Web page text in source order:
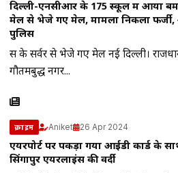
दिल्ली-एनसीआर के 175 स्कूल में आया
मेल से भेजे गए मेल, मामला निकला फर्जी,
पुलिस
रूस के सर्वर से भेजे गए मेल नई दिल्ली।
गौतमबुद्ध नगर...
क्राइम Aniket 26 Apr 2024
एयरपोर्ट पर पकड़ा गया आईडी कार्ड के
सिंगापुर एयरलाइंस की वर्दी